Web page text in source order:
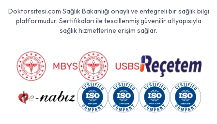
Doktorsitesi.com Sağlık Bakanlığı onaylı ve entegreli bir sağlık bilgi
platformudur. Sertifikaları ile tescillenmiş güvenilir altyapısıyla
sağlık hizmetlerine erişim sağlar.